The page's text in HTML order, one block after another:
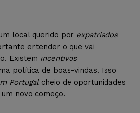
local querido por expatriados
entender o que vai
Existem incentivos
política de boas-vindas. Isso
Portugal cheio de oportunidades
novo começo.